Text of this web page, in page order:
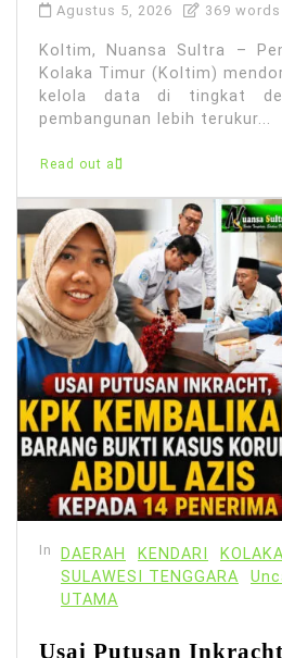
Agustus 5, 2026 369 words
Koltim, Nuansa Sultra –
Kolaka Timur (Koltim)
kelola data di tingkat
pembangunan lebih terukur...
Read out all
In DAERAH KENDARI
SULAWESI TENGGARA
UTAMA
Usai Putusan